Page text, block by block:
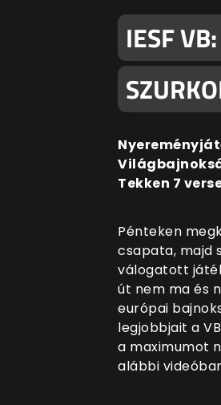
IESF
Tekken 7
Pénteken
csapata, majd
válogatott
út nem ma és
európai
legjobbjait a
a maximumot
alábbi